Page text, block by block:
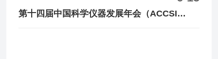
第十四届中国科学仪器发展年会（ACCSI